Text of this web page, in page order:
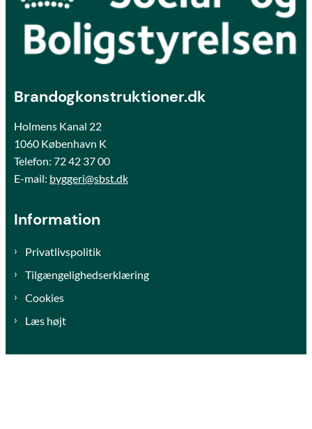
Brandogkonstruktioner.dk
Holmens Kanal 22
1060 København K
Telefon: 72 42 37 00
E-mail: byggeri@sbst.dk
Information
Privatlivspolitik
Tilgængelighedserklæring
Cookies
Læs højt